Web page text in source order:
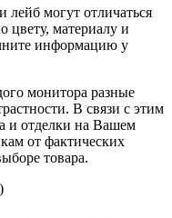
лейб могут отличаться
цвету, материалу и
информацию у
монитора разные
В связи с этим
и отделки на Вашем
от фактических
товара.